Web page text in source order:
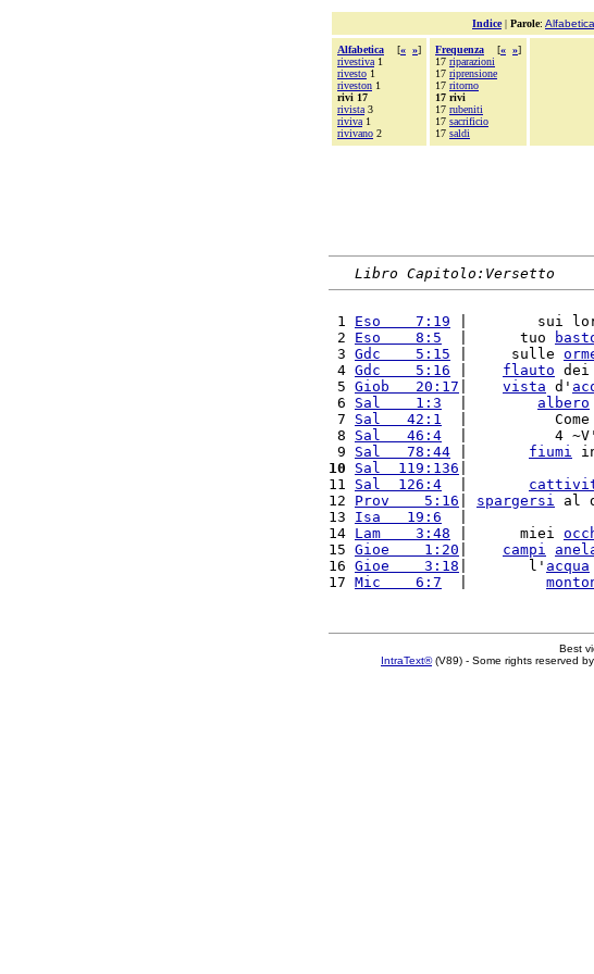
Indice| Parole: Alfabetica
Alfabetica [« »]
rivestiva 1
rivesto 1
riveston 1
rivi 17
rivista 3
riviva 1
rivivano 2
Frequenza [« »]
17 riparazioni
17 riprensione
17 ritorno
17 rivi
17 rubeniti
17 sacrificio
17 saldi
Libro Capitolo:Versetto
1 Eso    7:19 |        sui
2 Eso    8:5
  |      tuo
3 Gdc    5:15 |     sulle
4 Gdc    5:16 flauto dei
5 Giob   20:17 vista d'
6 Sal    1:3 albero
7 Sal   42:1
|          Come
8 Sal   46:4
|          4
9 Sal   78:44 fiumi
10
Sal  119:136 |
11 Sal  126:4
12 Prov    5:16 spargersi al
13 Isa   19:6
|
14 Lam    3:48 |      miei
15 Gioe    1:20 campi
16 Gioe    3:18 |       l' acqua
17 Mic    6:7
Best
IntraText®(V89) - Some rights reserved by